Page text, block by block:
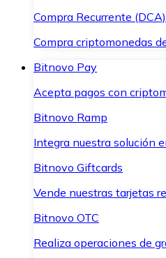
Compra Recurrente (DCA)
Compra criptomonedas
Bitnovo Pay
Acepta pagos con
Bitnovo Ramp
Integra nuestra solución
Bitnovo Giftcards
Vende nuestras tarjetas
Bitnovo OTC
Realiza operaciones de